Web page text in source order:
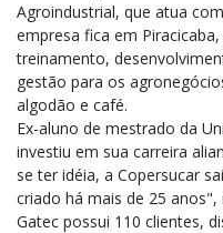
Agroindustrial, que atua
empresa fica em
treinamento,
gestão para os
algodão e café.
Ex-aluno de mestrado da
investiu em sua carreira
se ter idéia, a Copersucar
criado há mais de 25
Gatec possui 110 clientes,